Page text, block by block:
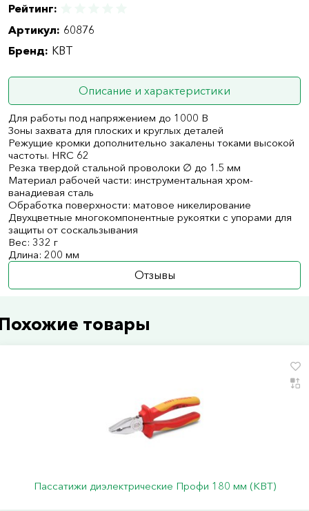
Рейтинг:
Артикул: 60876
Бренд: КВТ
Описание и характеристики
Для работы под напряжением до 1000 В
Зоны захвата для плоских и круглых деталей
Режущие кромки дополнительно закалены токами высокой
частоты. HRC 62
Резка твердой стальной проволоки ∅ до 1.5 мм
Материал рабочей части: инструментальная хром-
ванадиевая сталь
Обработка поверхности: матовое никелирование
Двухцветные многокомпонентные рукоятки с упорами для
защиты от соскальзывания
Вес: 332 г
Длина: 200 мм
Отзывы
товары
Пассатижи диэлектрические Профи 180 мм (КВТ)